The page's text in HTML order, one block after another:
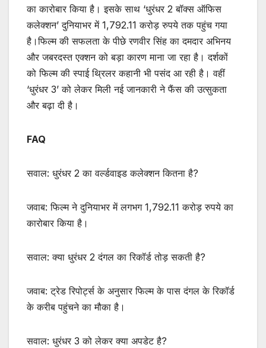
का कारोबार किया है। इसके साथ ‘धुरंधर 2 बॉक्स ऑफिस
कलेक्शन’ दुनियाभर में 1,792.11 करोड़ रुपये तक पहुंच गया
है।फिल्म की सफलता के पीछे रणवीर सिंह का दमदार अभिनय
और जबरदस्त एक्शन को बड़ा कारण माना जा रहा है। दर्शकों
को फिल्म की स्पाई थ्रिलर कहानी भी पसंद आ रही है। वहीं
‘धुरंधर 3’ को लेकर मिली नई जानकारी ने फैंस की उत्सुकता
और बढ़ा दी है।
FAQ
सवाल: धुरंधर 2 का वर्ल्डवाइड कलेक्शन कितना है?
जवाब: फिल्म ने दुनियाभर में लगभग 1,792.11 करोड़ रुपये का
कारोबार किया है।
सवाल: क्या धुरंधर 2 दंगल का रिकॉर्ड तोड़ सकती है?
जवाब: ट्रेड रिपोर्ट्स के अनुसार फिल्म के पास दंगल के रिकॉर्ड
के करीब पहुंचने का मौका है।
सवाल: धुरंधर 3 को लेकर क्या अपडेट है?